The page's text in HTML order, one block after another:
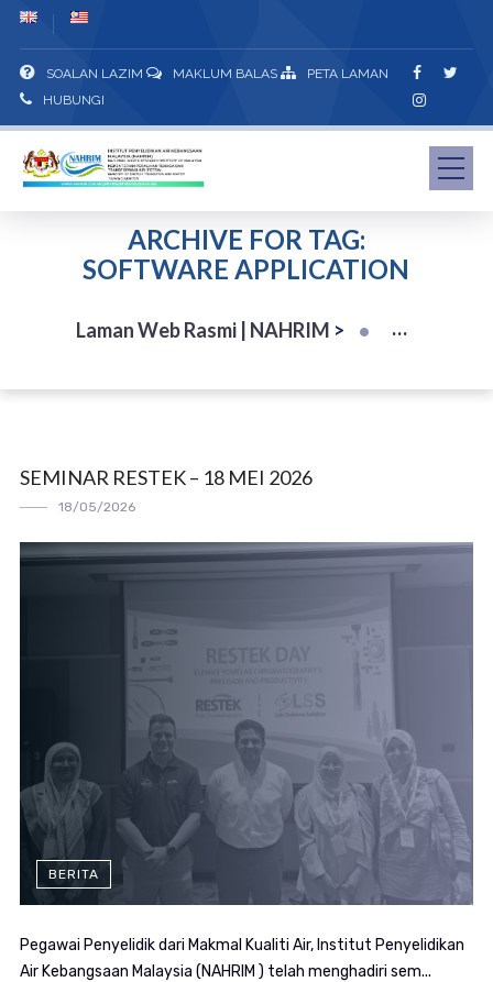
SOALAN LAZIM MAKLUM BALAS
PETA LAMAN
HUBUNGI
ARCHIVE FOR TAG:
SOFTWARE APPLICATION
Laman Web Rasmi | NAHRIM >
SEMINAR RESTEK – 18 MEI 2026
18/05/2026
BERITA
Pegawai Penyelidik dari Makmal Kualiti Air, Institut Penyelidikan
Air Kebangsaan Malaysia (NAHRIM ) telah menghadiri sem...